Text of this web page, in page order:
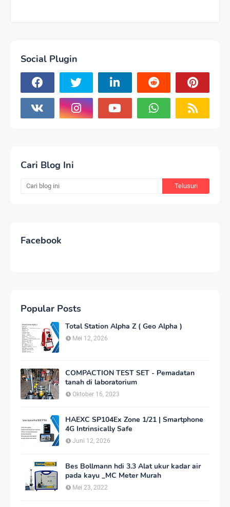
Social Plugin
Cari Blog Ini
Facebook
Popular Posts
Total Station Alpha Z ( Geo Alpha )
Mei 12, 2026
COMPACTION TEST SET - Pemadatan
tanah di laboratorium
Oktober 16, 2023
HAEXC SP104Ex Zone 1/21 | Smartphone
4G Intrinsically Safe
Juni 12, 2026
Bes Bollmann hdi 3.3 Alat ukur kadar air
pada kayu _MC Meter Murah
Mei 23, 2022